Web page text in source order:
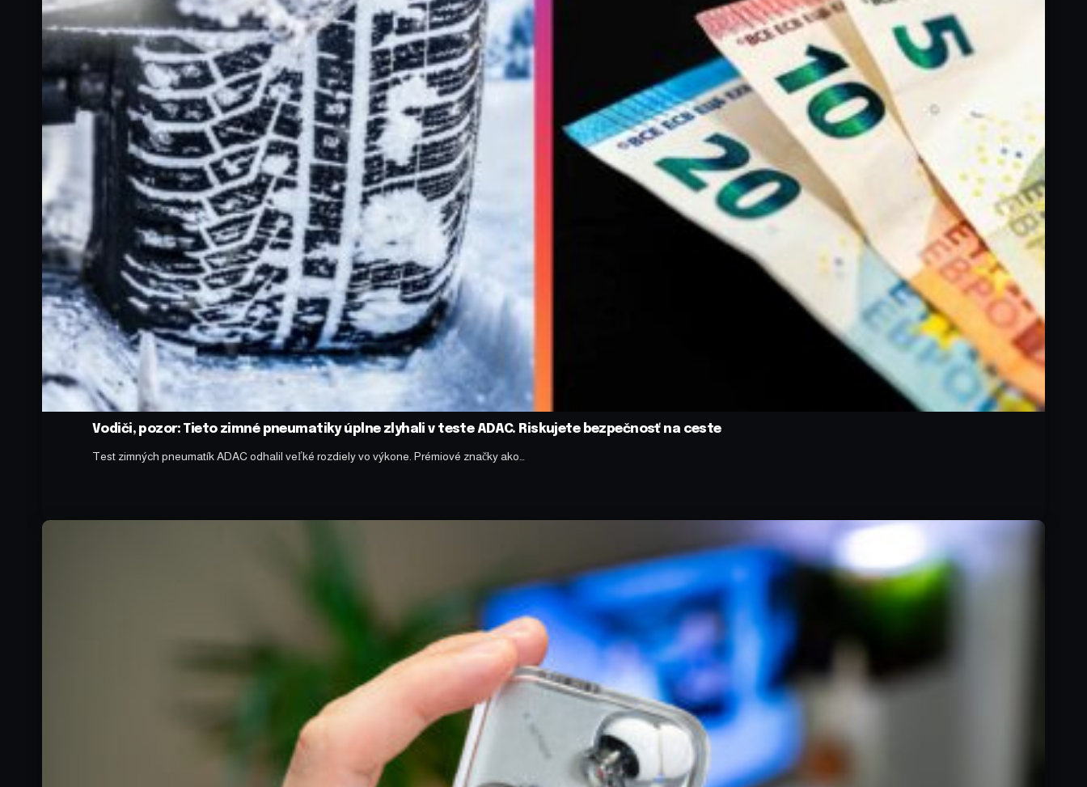
Vodiči, pozor: Tieto zimné pneumatiky úplne zlyhali v teste ADAC. Riskujete bezpečnosť na ceste
Test zimných pneumatík ADAC odhalil veľké rozdiely vo výkone. Prémiové značky ako…